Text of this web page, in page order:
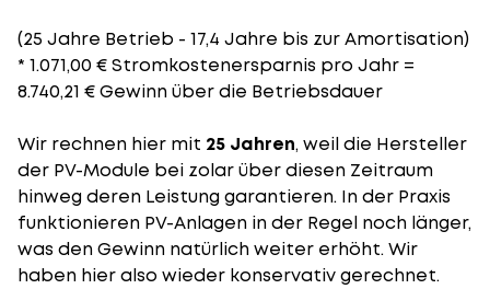
(25 Jahre Betrieb - 17,4 Jahre bis zur Amortisation)
* 1.071,00 € Stromkostenersparnis pro Jahr =
8.740,21 € Gewinn über die Betriebsdauer
Wir rechnen hier mit 25 Jahren, weil die Hersteller
der PV-Module bei zolar über diesen Zeitraum
hinweg deren Leistung garantieren. In der Praxis
funktionieren PV-Anlagen in der Regel noch länger,
was den Gewinn natürlich weiter erhöht. Wir
haben hier also wieder konservativ gerechnet.